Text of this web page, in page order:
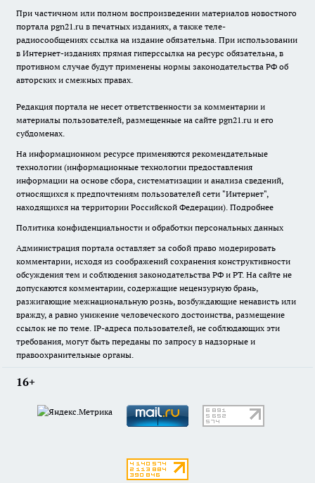
При частичном или полном воспроизведении материалов новостного
портала pgn21.ru в печатных изданиях, а также теле-
радиосообщениях ссылка на издание обязательна. При использовании
в Интернет-изданиях прямая гиперссылка на ресурс обязательна, в
противном случае будут применены нормы законодательства РФ об
авторских и смежных правах.
Редакция портала не несет ответственности за комментарии и
материалы пользователей, размещенные на сайте pgn21.ru и его
субдоменах.
На информационном ресурсе применяются рекомендательные
технологии (информационные технологии предоставления
информации на основе сбора, систематизации и анализа сведений,
относящихся к предпочтениям пользователей сети "Интернет",
находящихся на территории Российской Федерации). Подробнее
Политика конфиденциальности и обработки персональных данных
Администрация портала оставляет за собой право модерировать
комментарии, исходя из соображений сохранения конструктивности
обсуждения тем и соблюдения законодательства РФ и РТ. На сайте не
допускаются комментарии, содержащие нецензурную брань,
разжигающие межнациональную рознь, возбуждающие ненависть или
вражду, а равно унижение человеческого достоинства, размещение
ссылок не по теме. IP-адреса пользователей, не соблюдающих эти
требования, могут быть переданы по запросу в надзорные и
правоохранительные органы.
16+